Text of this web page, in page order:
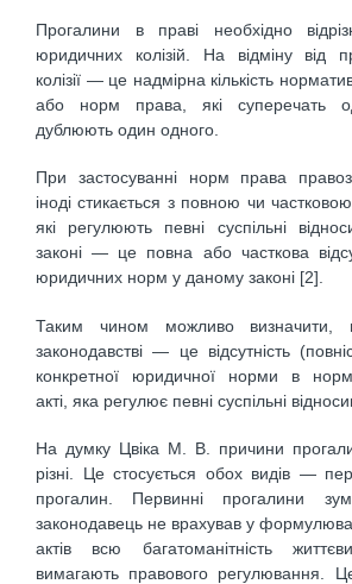
Прогалини в праві необхідно
юридичних колізій. На відміну від
колізії — це надмірна кількість
або норм права, які суперечать
дублюють один одного.
При застосуванні норм права
іноді стикається з повною чи
які регулюють певні суспільні
законі — це повна або часткова
юридичних норм у даному законі [2].
Таким чином можливо
законодавстві — це відсутність
конкретної юридичної норми в
акті, яка регулює певні суспільні
На думку Цвіка М. В. причини
різні. Це стосується обох видів —
прогалин. Первинні прогалини
законодавець не врахував у
актів всю багатоманітність
вимагають правового регулювання.